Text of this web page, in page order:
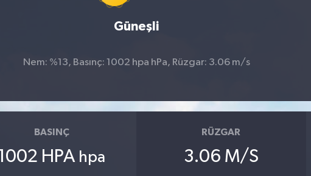
Güneşli
Nem: %13, Basınç: 1002 hpa hPa, Rüzgar: 3.06 m/s
BASINÇ
HPA hpa
RÜZGAR
3.06 M/S